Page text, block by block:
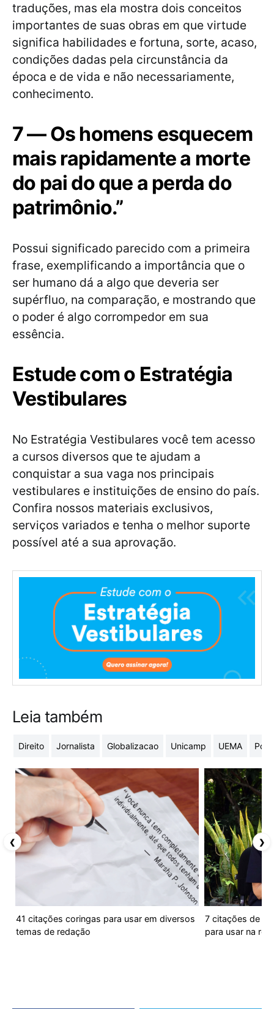
traduções, mas ela mostra dois conceitos
importantes de suas obras em que virtude
significa habilidades e fortuna, sorte, acaso,
condições dadas pela circunstância da
época e de vida e não necessariamente,
conhecimento.
7 — Os homens esquecem
mais rapidamente a morte
do pai do que a perda do
patrimônio.”
Possui significado parecido com a primeira
frase, exemplificando a importância que o
ser humano dá a algo que deveria ser
supérfluo, na comparação, e mostrando que
o poder é algo corrompedor em sua
essência.
Estude com o Estratégia
Vestibulares
No Estratégia Vestibulares você tem acesso
a cursos diversos que te ajudam a
conquistar a sua vaga nos principais
vestibulares e instituições de ensino do país.
Confira nossos materiais exclusivos,
serviços variados e tenha o melhor suporte
possível até a sua aprovação.
Leia também
Direito Jornalista Globalizacao Unicamp UEMA
41 citações coringas para usar em diversos
temas de redação
7 citações de
para usar na
❮ ❯